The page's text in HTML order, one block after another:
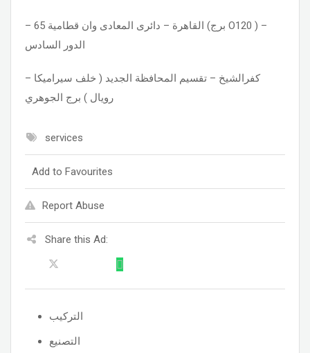
– القاهرة – دائرى المعادى وان قطامية 65 (برج O120 ) –
الدور السادس
– كفرالشيخ – تقسيم المحافظة الجديد ( خلف سيراميكا
رويال ) برج الجوهري
services
Add to Favourites
Report Abuse
Share this Ad:
التركيب
التصنيع